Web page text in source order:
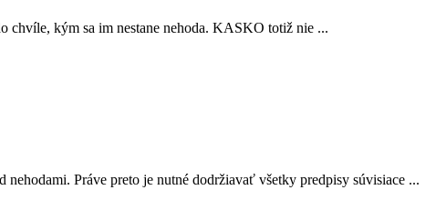
kým sa im nestane nehoda. KASKO totiž nie ...
Práve preto je nutné dodržiavať všetky predpisy súvisiace ...